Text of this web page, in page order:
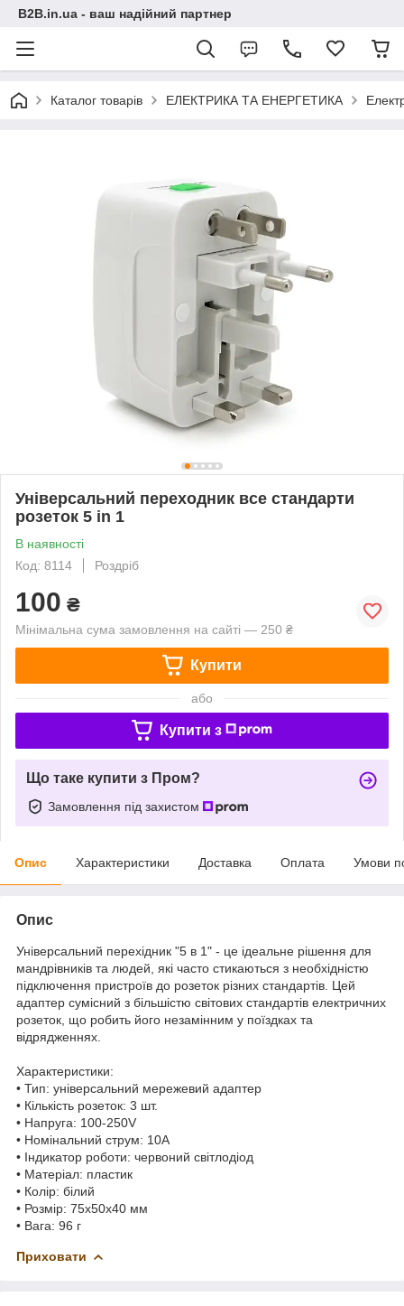
B2B.in.ua - ваш надійний партнер
Каталог товарів ЕЛЕКТРИКА ТА ЕНЕРГЕТИКА
Універсальний переходник все стандарти
розеток 5 in 1
В наявності
Код: 8114
Роздріб
100 ₴
Мінімальна сума замовлення на сайті — 250 ₴
Купити
або
Купити з
Що таке купити з Пром?
Замовлення під захистом
Опис Характеристики Доставка Оплата Умови
Опис
Універсальний перехідник "5 в 1" - це ідеальне рішення для
мандрівників та людей, які часто стикаються з необхідністю
підключення пристроїв до розеток різних стандартів. Цей
адаптер сумісний з більшістю світових стандартів електричних
розеток, що робить його незамінним у поїздках та
відрядженнях.
Характеристики:
• Тип: універсальний мережевий адаптер
• Кількість розеток: 3 шт.
• Напруга: 100-250V
• Номінальний струм: 10А
• Індикатор роботи: червоний світлодіод
• Матеріал: пластик
• Колір: білий
• Розмір: 75х50х40 мм
• Вага: 96 г
Приховати